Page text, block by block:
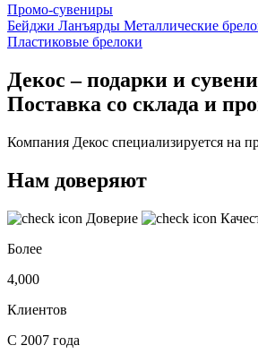
Промо-сувениры
Бейджи Ланъярды Металлические
Пластиковые брелоки
Декос – подарки и
Поставка со склада и
Компания Декос специализируется на
Нам доверяют
Доверие
Более
4,000
Клиентов
С 2007 года